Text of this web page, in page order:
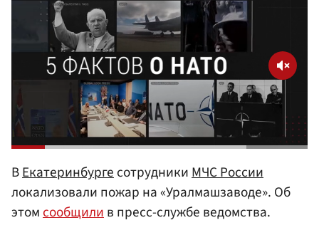
ВЕкатеринбургесотрудникиМЧС России
локализовали пожар на «Уралмашзаводе». Об
этомсообщилив пресс-службе ведомства.